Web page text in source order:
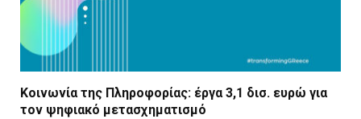
Κοινωνία της Πληροφορίας: έργα 3,1 δισ. ευρώ για
τον ψηφιακό μετασχηματισμό